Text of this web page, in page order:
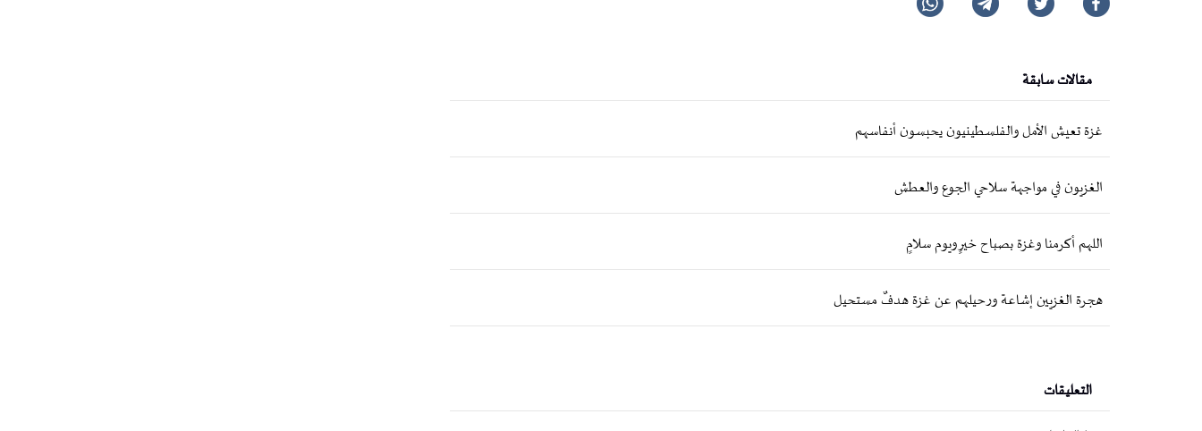
مقالات سابقة
غزة تعيش الأمل والفلسطينيون يحبسون أنفاسهم
الغزيون في مواجهة سلاحي الجوع والعطش
اللهم أكرمنا وغزة بصباح خيرٍ ويوم سلامٍ
هجرة الغزيين إشاعة ورحيلهم عن غزة هدفٌ مستحيل
التعليقات